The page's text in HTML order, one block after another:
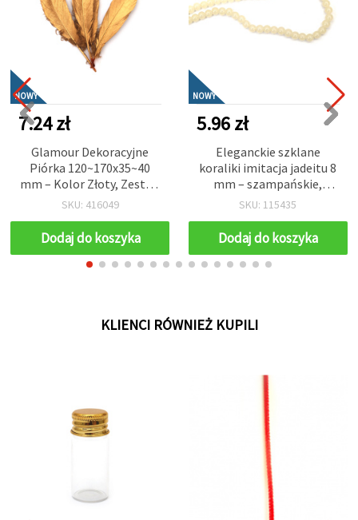
NOWY
7.24 zł
Glamour Dekoracyjne
Piórka 120~170x35~40
mm – Kolor Złoty, Zestaw
4 szt. do Ozdób
i Dekoracji Eventowych
SKU: 416049
Dodaj do koszyka
NOWY
5.96 zł
Eleganckie szklane
koraliki imitacja jadeitu 8
mm – szampańskie,
otwór 1 mm, sznur ok. 105
handmade i luksusowych
projektów DIY
SKU: 115435
Dodaj do koszyka
KLIENCI RÓWNIEŻ KUPILI